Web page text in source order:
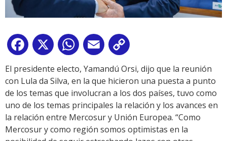
Facebook
X WhatsApp
Email
Link
El presidente electo, Yamandú Orsi, dijo que la reunión
con Lula da Silva, en la que hicieron una puesta a punto
de los temas que involucran a los dos países, tuvo como
uno de los temas principales la relación y los avances en
la relación entre Mercosur y Unión Europea. “Como
Mercosur y como región somos optimistas en la